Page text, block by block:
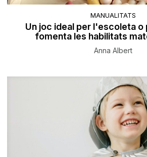
MANUALITATS
Un joc ideal per l'escoleta o
fomenta les habilitats
Anna Albert